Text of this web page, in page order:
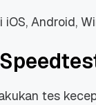
Android,
tes